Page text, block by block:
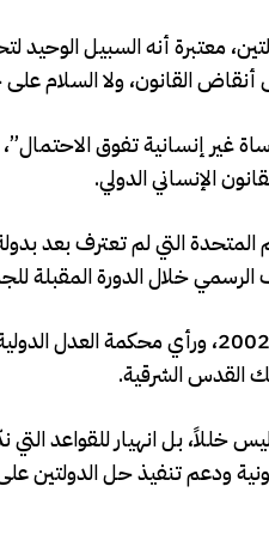
معتبرة أنه السبيل الوحيد
أنقاض القانون، ولا السلام
غير إنسانية تفوق
الإنساني الدولي.
خلال الدورة المقبلة
القدس الشرقية.
خللاً، بل انهيار للقواعد
ودعم تنفيذ حل الدولتين